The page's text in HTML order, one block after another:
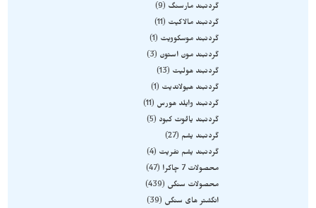
گردنبند مارسنگ
9
گردنبند مالاکیت
11
گردنبند موسکوویت
1
گردنبند مون استون
3
گردنبند هولیت
13
گردنبند هیولاندیت
1
گردنبند وایلد هورس
11
گردنبند یاقوت کبود
5
گردنبند یشم
27
گردنبند یشم نفریت
4
محصولات 7 چاکرا
47
محصولات سنگی
439
انگشتر های سنگی
39